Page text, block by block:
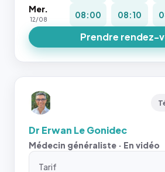
Mer.
12/08 08:00 08:10
Prendre rendez-
Dr Erwan Le Gonidec
Médecin généraliste · En vidéo
Tarif